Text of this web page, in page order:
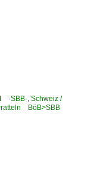
·SBB·, Schweiz /
BöB>SBB